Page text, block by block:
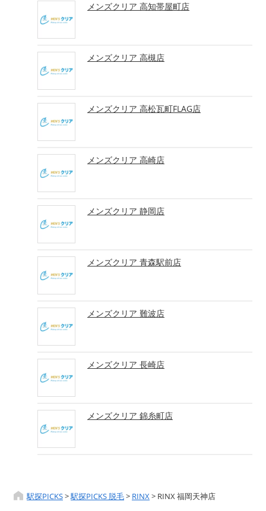
メンズクリア 高知帯屋町店
メンズクリア 高槻店
メンズクリア 高松瓦町FLAG店
メンズクリア 高崎店
メンズクリア 静岡店
メンズクリア 青森駅前店
メンズクリア 難波店
メンズクリア 長崎店
メンズクリア 錦糸町店
駅探PICKS>駅探PICKS 脱毛> RINX> RINX 福岡天神店